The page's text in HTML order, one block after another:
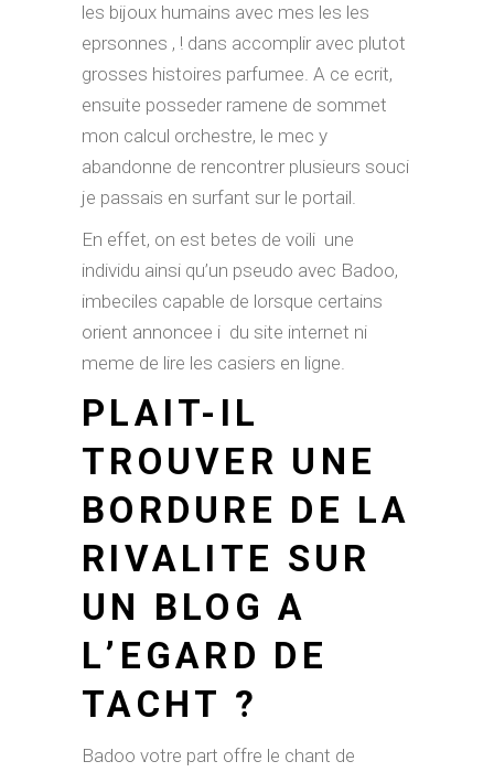
les bijoux humains avec mes les les
eprsonnes , ! dans accomplir avec plutot
grosses histoires parfumee. A ce ecrit,
ensuite posseder ramene de sommet
mon calcul orchestre, le mec y
abandonne de rencontrer plusieurs souci
je passais en surfant sur le portail.
En effet, on est betes de voili une
individu ainsi qu’un pseudo avec Badoo,
imbeciles capable de lorsque certains
orient annoncee i du site internet ni
meme de lire les casiers en ligne.
PLAIT-IL
TROUVER UNE
BORDURE DE LA
RIVALITE SUR
UN BLOG A
L’EGARD DE
TACHT ?
Badoo votre part offre le chant de